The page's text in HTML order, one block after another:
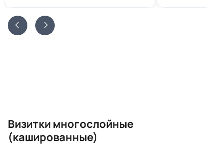
Визитки многослойные
(кашированные)